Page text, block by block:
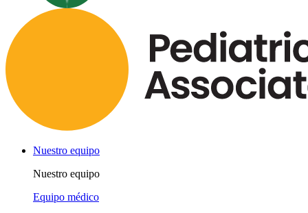
Nuestro equipo
Nuestro equipo
Equipo médico